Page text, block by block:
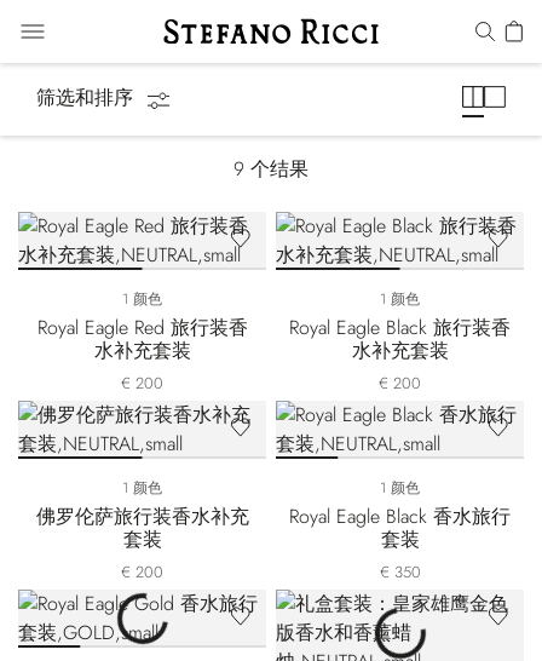
筛选和排序
9 个结果
1 颜色
Royal Eagle Red 旅行装香
水补充套装
€ 200
1 颜色
Royal Eagle Black 旅行装香
水补充套装
€ 200
1 颜色
佛罗伦萨旅行装香水补充
套装
€ 200
1 颜色
Royal Eagle Black 香水旅行
套装
€ 350